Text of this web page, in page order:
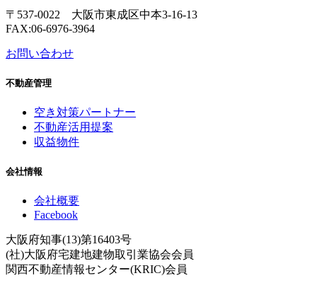
〒537-0022 大阪市東成区中本3-16-13
FAX:06-6976-3964
お問い合わせ
不動産管理
空き対策パートナー
不動産活用提案
収益物件
会社情報
会社概要
Facebook
大阪府知事(13)第16403号
(社)大阪府宅建地建物取引業協会会員
関西不動産情報センター(KRIC)会員